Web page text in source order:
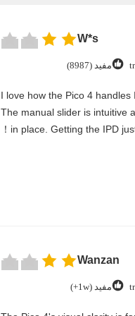
W*s
مفید (8987)
"I love how the Pico 4 handles
The manual slider is intuitive
in place. Getting the IPD just
Wanzan
مفید (1w+)